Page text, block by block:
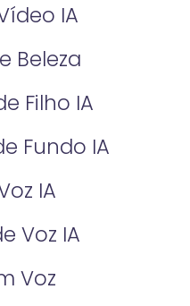
IA
Beleza
Filho IA
Fundo IA
IA
Voz IA
Voz